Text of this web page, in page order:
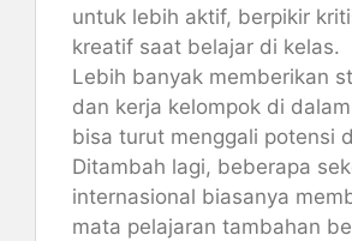
untuk lebih aktif, berpikir
kreatif saat belajar di kelas.
Lebih banyak memberikan
dan kerja kelompok di
bisa turut menggali potensi
Ditambah lagi, beberapa
internasional biasanya
mata pelajaran tambahan